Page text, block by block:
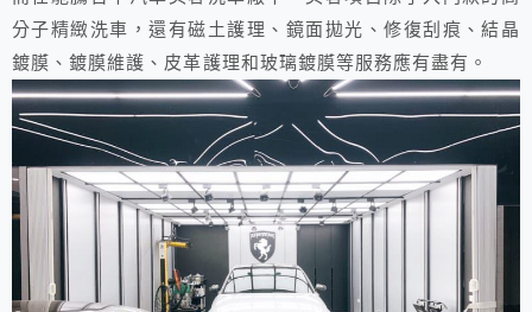
分子精緻洗車，還有磁土護理、鏡面拋光、修復刮痕、結晶
鍍膜、鍍膜維護、皮革護理和玻璃鍍膜等服務應有盡有。